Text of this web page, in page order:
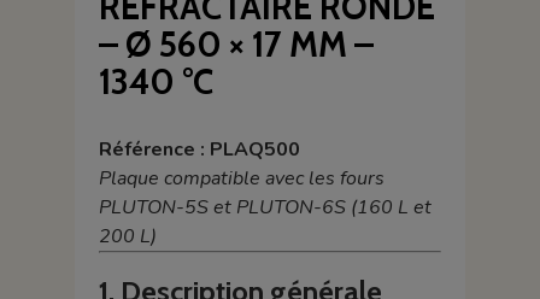
– Ø 560 × 17 MM –
1340 °C
Référence : PLAQ500
Plaque compatible avec les fours
PLUTON-5S et PLUTON-6S (160 L et
200 L)
1. Description générale